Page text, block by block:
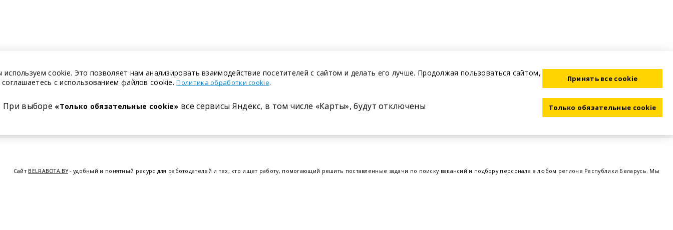
Сайт BELRABOTA.BY- удобный и понятный ресурс для работодателей и тех, кто ищет работу, помогающий решить поставленные задачи по поиску вакансий и подбору персонала в любом регионе Республики Беларусь. Мы
cookie. Это позволяет нам анализировать взаимодействие посетителей с сайтом и делать его лучше. Продолжая пользоваться сайтом,
с использованием файлов cookie.Политика обработки cookie.
При выборе «Только обязательные cookie» все сервисы Яндекс, в том числе «Карты», будут отключены
Принять все cookie
Только обязательные cookie